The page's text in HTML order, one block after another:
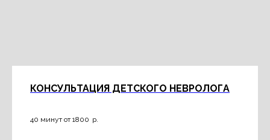
КОНСУЛЬТАЦИЯ ДЕТСКОГО НЕВРОЛОГА
40 минут от 1800 р.